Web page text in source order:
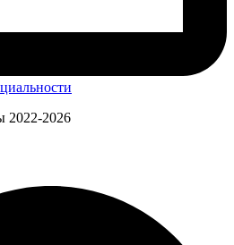
2022-2026